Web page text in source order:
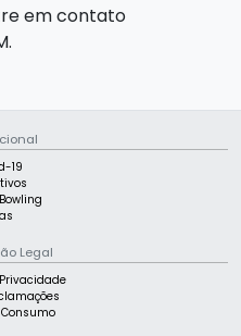
em contato
19
Legal